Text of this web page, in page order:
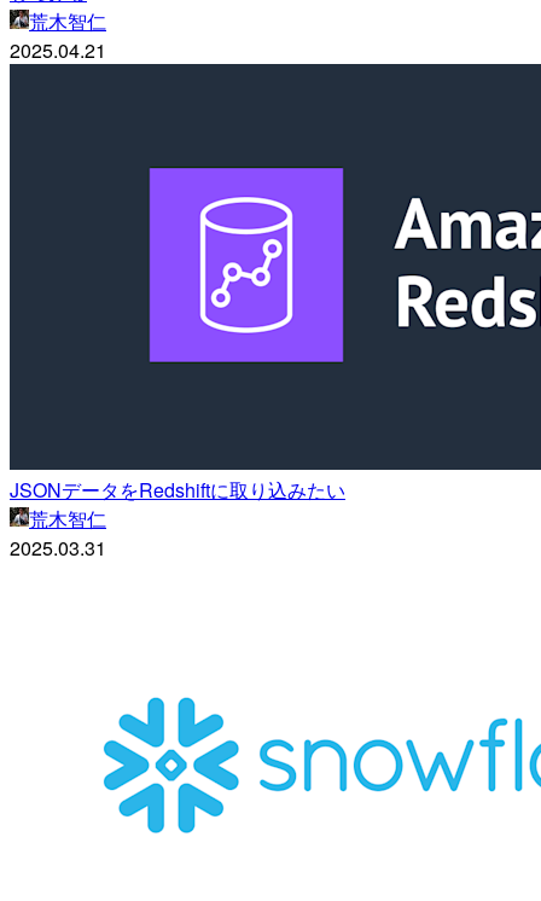
荒木智仁
2025.04.21
JSONデータをRedshiftに取り込みたい
荒木智仁
2025.03.31